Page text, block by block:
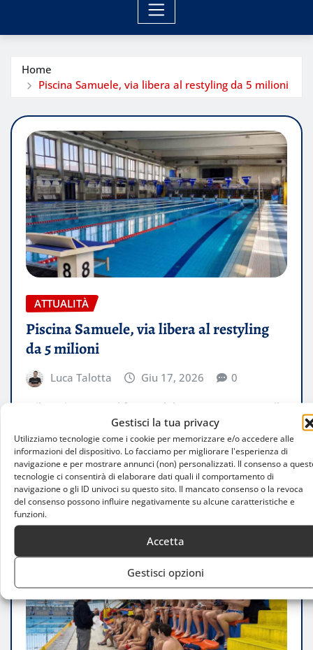
Gestisci la tua privacy
Utilizziamo tecnologie come i cookie per memorizzare e/o accedere alle
informazioni del dispositivo. Lo facciamo per migliorare l'esperienza di
navigazione e per mostrare annunci (non) personalizzati. Il consenso a
tecnologie ci consentirà di elaborare dati quali il comportamento di
navigazione o gli ID univoci su questo sito. Il mancato consenso o la revoca
del consenso possono influire negativamente su alcune caratteristiche e
funzioni.
Accetta
Gestisci opzioni
Home
Piscina Samuele, via libera al restyling da 5 milioni
ATTUALITÀ
Piscina Samuele, via libera al restyling
da 5 milioni
Luca Talotta Giu 17, 2026 0
Milano investe sul futuro del nuoto: approvato il
progetto della Federazione Italiana Nuoto per
riqualificare il centro natatorio di via…
LEGGI TUTTO